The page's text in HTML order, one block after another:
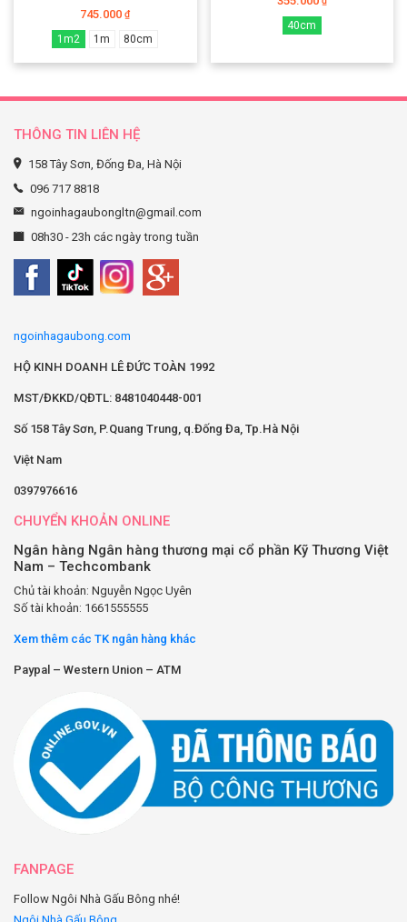
745.000₫
1m2 1m 80cm
40cm
THÔNG TIN LIÊN HỆ
158 Tây Sơn, Đống Đa, Hà Nội
096 717 8818
ngoinhagaubongltn@gmail.com
08h30 - 23h các ngày trong tuần
ngoinhagaubong.com
HỘ KINH DOANH LÊ ĐỨC TOÀN 1992
MST/ĐKKD/QĐTL: 8481040448-001
Số 158 Tây Sơn, P.Quang Trung, q.Đống Đa, Tp.Hà Nội
Việt Nam
0397976616
CHUYỂN KHOẢN ONLINE
Ngân hàng Ngân hàng thương mại cổ phần Kỹ Thương Việt
Nam – Techcombank
Chủ tài khoản: Nguyễn Ngọc Uyên
Số tài khoản: 1661555555
Xem thêm các TK ngân hàng khác
Paypal – Western Union – ATM
FANPAGE
Follow Ngôi Nhà Gấu Bông nhé!